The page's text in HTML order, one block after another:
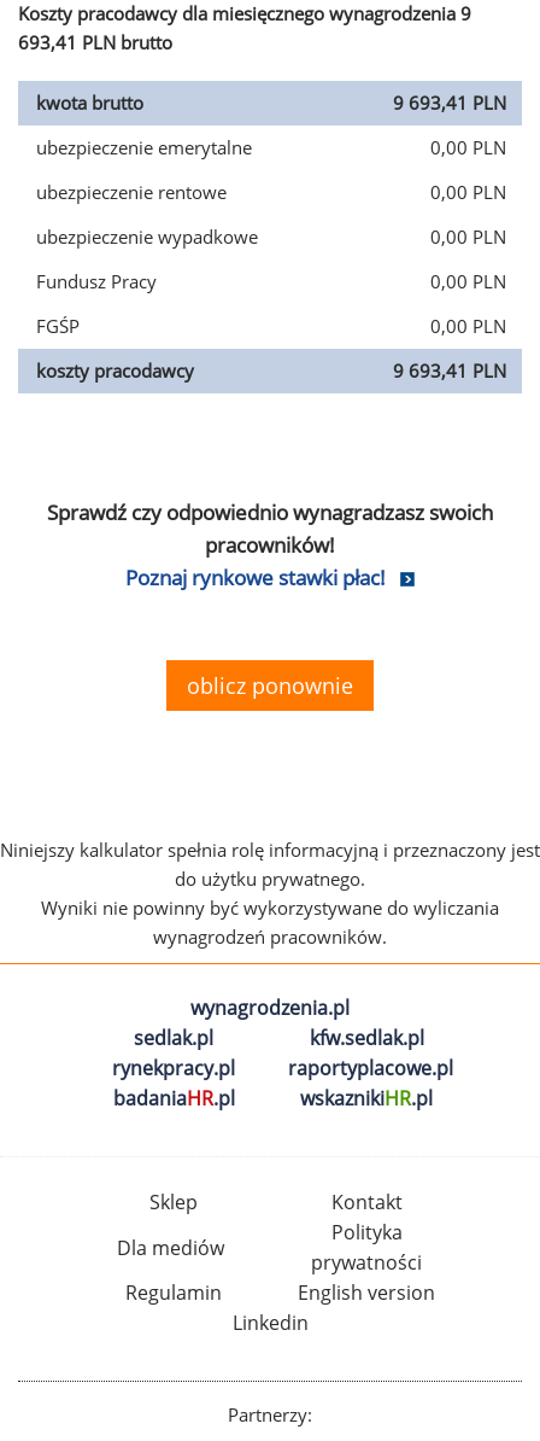
Koszty pracodawcy dla miesięcznego wynagrodzenia 9
693,41 PLN brutto
kwota brutto
9 693,41 PLN
ubezpieczenie emerytalne
0,00 PLN
ubezpieczenie rentowe
0,00 PLN
ubezpieczenie wypadkowe
0,00 PLN
Fundusz Pracy
0,00 PLN
FGŚP
0,00 PLN
koszty pracodawcy
9 693,41 PLN
Sprawdź czy odpowiednio wynagradzasz swoich
pracowników!
Poznaj rynkowe stawki płac!
oblicz ponownie
Niniejszy kalkulator spełnia rolę informacyjną i przeznaczony jest
do użytku prywatnego.
Wyniki nie powinny być wykorzystywane do wyliczania
wynagrodzeń pracowników.
wynagrodzenia.pl
sedlak.pl
kfw.sedlak.pl
rynekpracy.pl
raportyplacowe.pl
badaniaHR.pl wskaznikiHR.pl
Sklep
Kontakt
Dla mediów
Polityka
prywatności
Regulamin
English version
Linkedin
Partnerzy: